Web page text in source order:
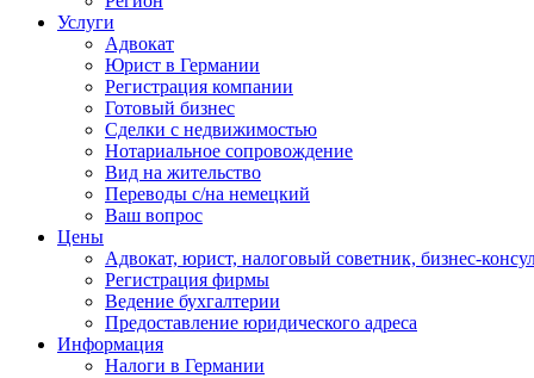
Услуги
Адвокат
Юрист в Германии
Регистрация компании
Готовый бизнес
Сделки с недвижимостью
Нотариальное сопровождение
Вид на жительство
Переводы с/на немецкий
Ваш вопрос
Цены
Адвокат, юрист, налоговый советник, бизнес-
Регистрация фирмы
Ведение бухгалтерии
Предоставление юридического адреса
Информация
Налоги в Германии